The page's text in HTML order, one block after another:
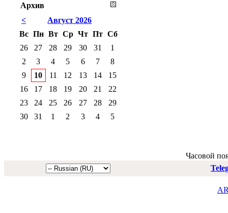
Архив
<
Август 2026
Вс Пн Вт Ср Чт Пт Сб
26
27 28 29 30 31
1
2
3 4 5 6 7
8
9
10 11 12 13 14
15
16
17 18 19 20 21
22
23
24 25 26 27 28
29
30
31 1 2 3 4 5
Часовой